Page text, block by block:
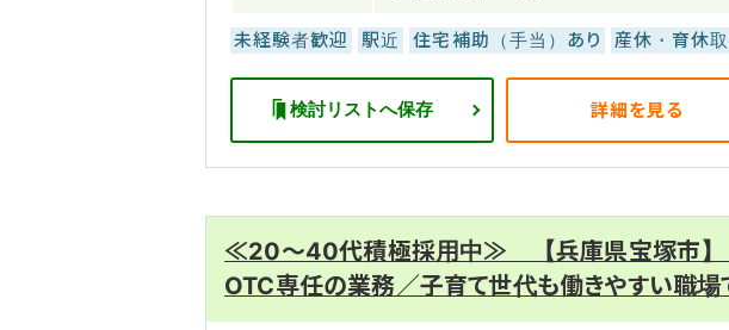
未経験者歓迎 駅近 住宅補助（手当）あり 産休・育休
検討リストへ保存 詳細を見る
≪20～40代積極採用中≫ 【兵庫県宝塚市】
OTC専任の業務／子育て世代も働きやすい職場